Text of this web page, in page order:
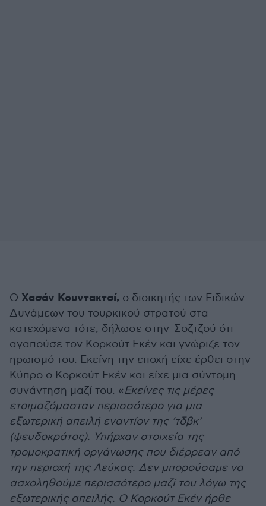
Ο Χασάν Κουντακτσί, ο διοικητής των Ειδικών
Δυνάμεων του τουρκικού στρατού στα
κατεχόμενα τότε, δήλωσε στην Σοζτζού ότι
αγαπούσε τον Κορκούτ Εκέν και γνώριζε τον
ηρωισμό του. Εκείνη την εποχή είχε έρθει στην
Κύπρο ο Κορκούτ Εκέν και είχε μια σύντομη
συνάντηση μαζί του. «Εκείνες τις μέρες
ετοιμαζόμασταν περισσότερο για μια
εξωτερική απειλή εναντίον της ‘τδβκ’
(ψευδοκράτος). Υπήρχαν στοιχεία της
τρομοκρατική οργάνωσης που διέρρεαν από
την περιοχή της Λεύκας. Δεν μπορούσαμε να
ασχοληθούμε περισσότερο μαζί του λόγω της
εξωτερικής απειλής. Ο Κορκούτ Εκέν ήρθε